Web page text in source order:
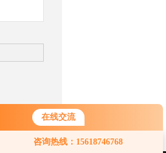
在线交流
咨询热线：15618746768